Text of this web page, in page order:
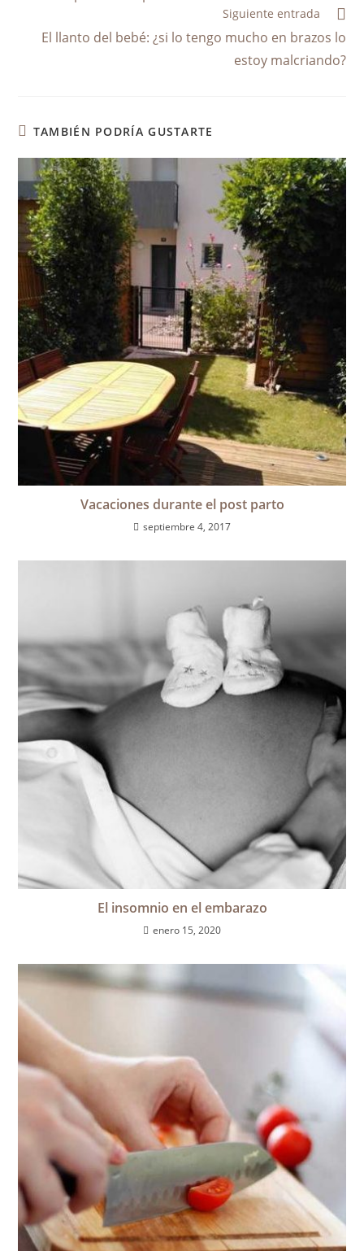
Siguiente entrada
El llanto del bebé: ¿si lo tengo mucho en brazos lo
estoy malcriando?
TAMBIÉN PODRÍA GUSTARTE
Vacaciones durante el post parto
septiembre 4, 2017
El insomnio en el embarazo
enero 15, 2020